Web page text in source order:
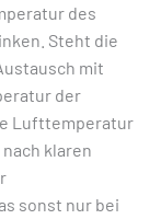
des
Steht die
mit
der
Lufttemperatur
klaren
sonst nur bei